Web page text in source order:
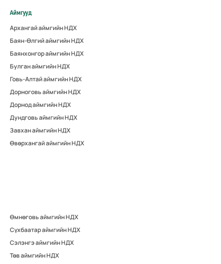
Аймгууд
Архангай аймгийн НДХ
Баян-Өлгий аймгийн НДХ
Баянхонгор аймгийн НДХ
Булган аймгийн НДХ
Говь-Алтай аймгийн НДХ
Дорноговь аймгийн НДХ
Дорнод аймгийн НДХ
Дундговь аймгийн НДХ
Завхан аймгийн НДХ
Өвөрхангай аймгийн НДХ
Өмнөговь аймгийн НДХ
Сүхбаатар аймгийн НДХ
Сэлэнгэ аймгийн НДХ
Төв аймгийн НДХ